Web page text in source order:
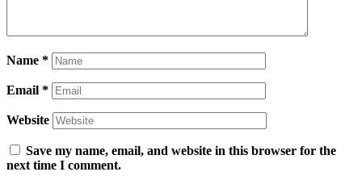
Name *
Email *
Website
Save my name, email, and website in this browser for the
next time I comment.